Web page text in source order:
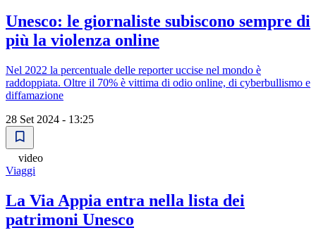
Unesco: le giornaliste subiscono sempre di
più la violenza online
Nel 2022 la percentuale delle reporter uccise nel mondo è
raddoppiata. Oltre il 70% è vittima di odio online, di cyberbullismo e
diffamazione
28 Set 2024 - 13:25
video
Viaggi
La Via Appia entra nella lista dei
patrimoni Unesco